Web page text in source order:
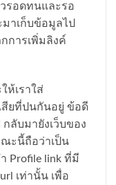
รอดทนและรอ
มาเก็บข้อมูลไป
การเพิ่มลิงค์
ห้เราใส่
สียที่ปนกันอยู่ ข้อดี
ลับมายังเว็บของ
ะนี้ถือว่าเป็น
Profile link ที่มี
เท่านั้น เพื่อ